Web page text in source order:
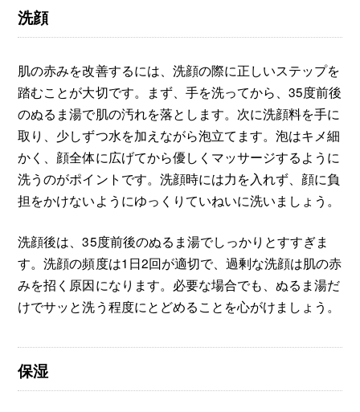
洗顔
肌の赤みを改善するには、洗顔の際に正しいステップを
踏むことが大切です。まず、手を洗ってから、35度前後
のぬるま湯で肌の汚れを落とします。次に洗顔料を手に
取り、少しずつ水を加えながら泡立てます。泡はキメ細
かく、顔全体に広げてから優しくマッサージするように
洗うのがポイントです。洗顔時には力を入れず、顔に負
担をかけないようにゆっくりていねいに洗いましょう。
洗顔後は、35度前後のぬるま湯でしっかりとすすぎま
す。洗顔の頻度は1日2回が適切で、過剰な洗顔は肌の赤
みを招く原因になります。必要な場合でも、ぬるま湯だ
けでサッと洗う程度にとどめることを心がけましょう。
保湿